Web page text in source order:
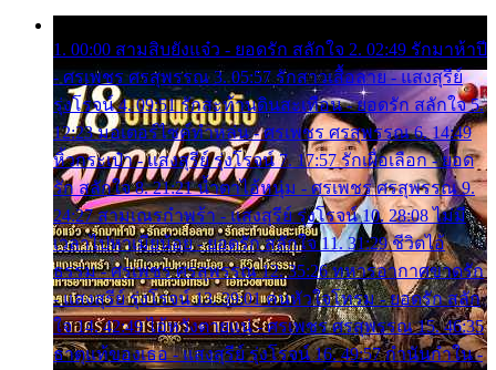
1. 00:00 สามสิบยังแจ๋ว - ยอดรัก สลักใจ 2. 02:49 รักมาห้าปี
- ศรเพชร ศรสุพรรณ 3. 05:57 รักสาวเสื้อลาย - แสงสุรีย์
รุ่งโรจน์ 4. 09:51 รักสะท้านดินสะเทือน - ยอดรัก สลักใจ 5.
12:23 มอเตอร์ไซค์ทำหล่น - ศรเพชร ศรสุพรรณ 6. 14:49
หิ้วกระเป๋า - แสงสุรีย์ รุ่งโรจน์ 7. 17:57 รักเผื่อเลือก - ยอด
รัก สลักใจ 8. 21:21 น้ำตาไอ้หนุ่ม - ศรเพชร ศรสุพรรณ 9.
24:27 สามเณรกำพร้า - แสงสุรีย์ รุ่งโรจน์ 10. 28:08 ไม่มี
เวลาไปหาเมียน้อย - ยอดรัก สลักใจ 11. 31:29 ชีวิตไอ้
ธรรม - ศรเพชร ศรสุพรรณ 12. 35:26 ทหารอากาศขาดรัก
- แสงสุรีย์ รุ่งโรจน์ 13. 39:01 คนหัวใจโทรม - ยอดรัก สลัก
ใจ 14. 42:49 ไอ้หวังตายแน่ - ศรเพชร ศรสุพรรณ 15. 46:35
ธาตุแท้ของเธอ - แสงสุรีย์ รุ่งโรจน์ 16. 49:57 กำนันกำใน -